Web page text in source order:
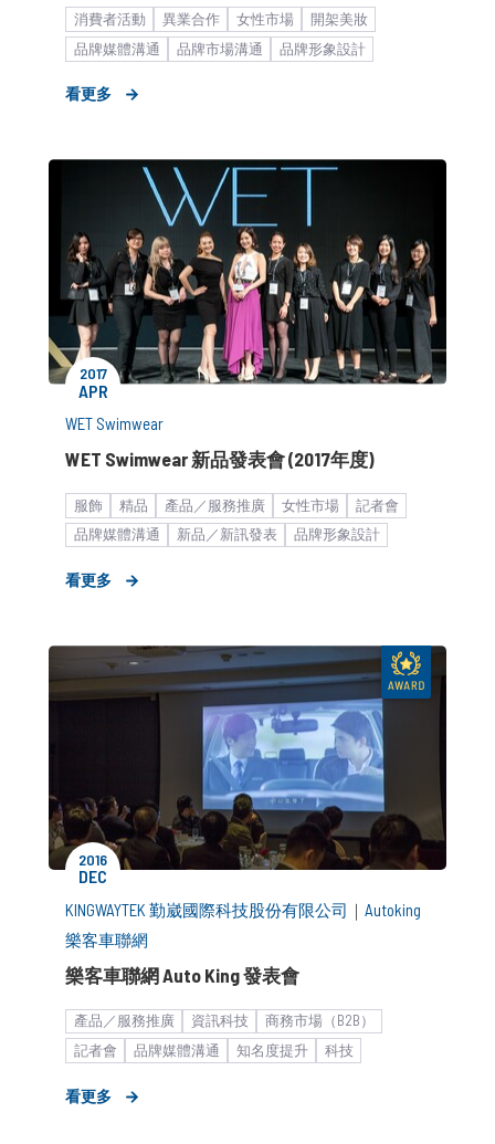
消費者活動 異業合作 女性市場
開架美妝
品牌媒體溝通
品牌市場溝通
品牌形象設計
個人護理用品
看更多
2017
APR
WET Swimwear
WET Swimwear 新品發表會 (2017年度)
服飾 精品 產品／服務推廣 女性市場
記者會
品牌媒體溝通
新品／新訊發表
品牌形象設計
KOL合作
看更多
2016
DEC
KINGWAYTEK 勤崴國際科技股份有限公司 ｜ Autoking
樂客車聯網
樂客車聯網 Auto King 發表會
產品／服務推廣 資訊科技
商務市場（B2B）
記者會
品牌媒體溝通 知名度提升
科技
看更多